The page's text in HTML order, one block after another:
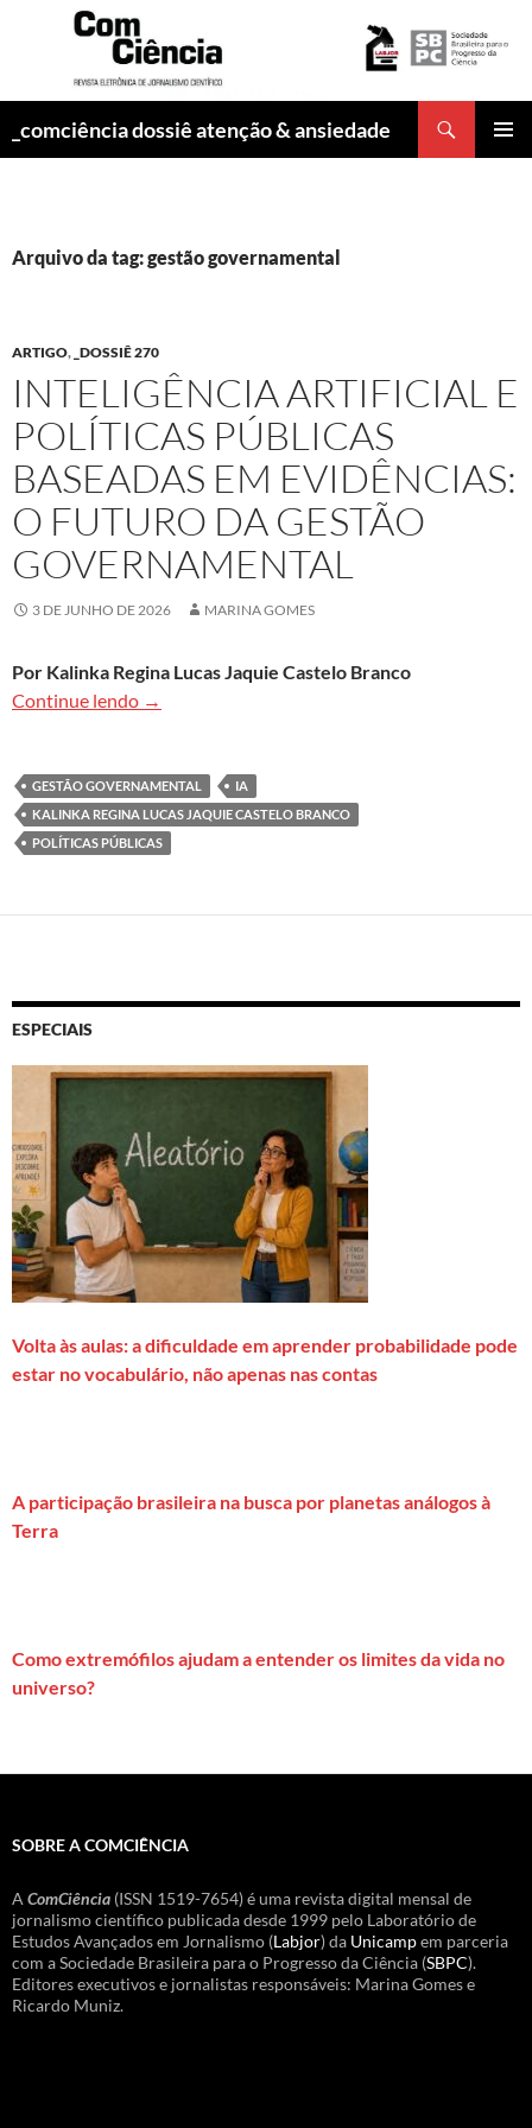
_comciência dossiê atenção & ansiedade
Arquivo da tag: gestão governamental
ARTIGO, _DOSSIÊ 270
INTELIGÊNCIA ARTIFICIAL E
POLÍTICAS PÚBLICAS
BASEADAS EM EVIDÊNCIAS:
O FUTURO DA GESTÃO
GOVERNAMENTAL
3 DE JUNHO DE 2026 MARINA GOMES
Por Kalinka Regina Lucas Jaquie Castelo Branco
Continue lendo Inteligência Artificial e políticas públicas
→
GESTÃO GOVERNAMENTAL
IA
KALINKA REGINA LUCAS JAQUIE CASTELO BRANCO
POLÍTICAS PÚBLICAS
ESPECIAIS
Volta às aulas: a dificuldade em aprender probabilidade pode
estar no vocabulário, não apenas nas contas
A participação brasileira na busca por planetas análogos à
Terra
Como extremófilos ajudam a entender os limites da vida no
universo?
SOBRE A COMCIÊNCIA
A ComCiência (ISSN 1519-7654) é uma revista digital mensal de
jornalismo científico publicada desde 1999 pelo Laboratório de
Estudos Avançados em Jornalismo (Labjor) da Unicampem parceria
com a Sociedade Brasileira para o Progresso da Ciência (SBPC).
Editores executivos e jornalistas responsáveis: Marina Gomes e
Ricardo Muniz.